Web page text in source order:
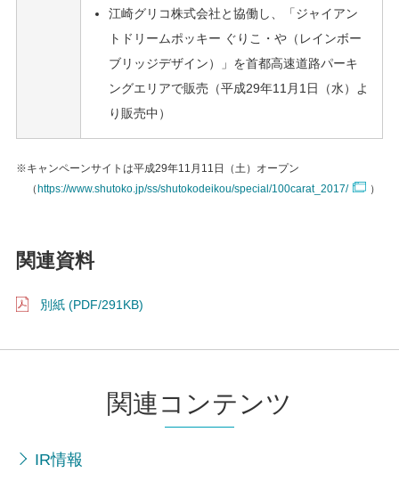
江崎グリコ株式会社と協働し、「ジャイアン
トドリームポッキー ぐりこ・や（レインボー
ブリッジデザイン）」を首都高速道路パーキ
ングエリアで販売（平成29年11月1日（水）よ
り販売中）
※キャンペーンサイトは平成29年11月11日（土）オープン
（ https://www.shutoko.jp/ss/shutokodeikou/special/100carat_2017/ ）
関連資料
別紙 (PDF/291KB)
関連コンテンツ
IR情報